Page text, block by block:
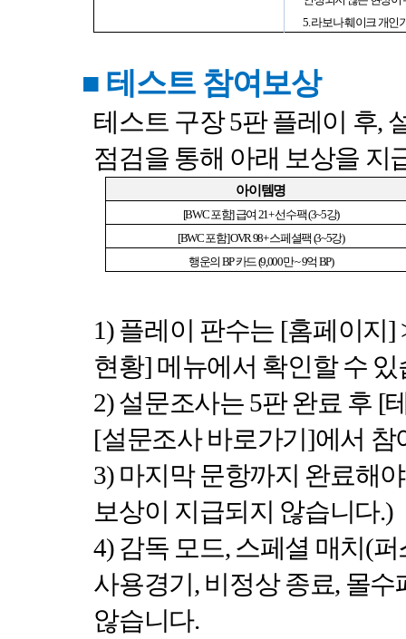
5.라보나 훼이크 개인
■ 테스트 참여보상
테스트 구장5판 플레이 후,
점검을 통해 아래 보상을 지
아이템명
[BWC포함]급여 21+선수팩(3~5강)
[BWC포함] OVR 98+스페셜팩 (3~5강)
행운의 BP카드(9,000만~ 9억 BP)
1) 플레이 판수는 [홈페이지]
현황] 메뉴에서 확인할 수
2)설문조사는 5판 완료 후 [
[설문조사 바로가기]에서 참
3) 마지막 문항까지 완료해
보상이 지급되지 않습니다.)
4) 감독 모드, 스페셜 매치(퍼
사용경기, 비정상 종료, 몰수
않습니다.